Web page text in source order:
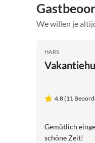
We willen je
HARS
4.8 (11
Gemütlich
schöne Zeit!